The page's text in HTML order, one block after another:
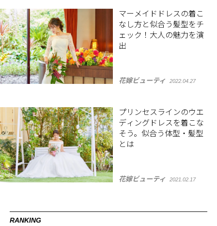
マーメイドドレスの着こ
なし方と似合う髪型をチ
ェック！大人の魅力を演
出
花嫁ビューティ 2022.04.27
プリンセスラインのウエ
ディングドレスを着こな
そう。似合う体型・髪型
とは
花嫁ビューティ 2021.02.17
RANKING